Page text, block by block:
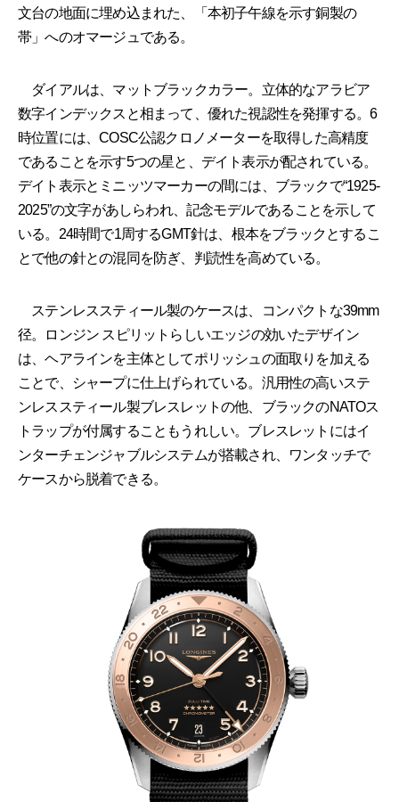
文台の地面に埋め込まれた、「本初子午線を示す銅製の
帯」へのオマージュである。
ダイアルは、マットブラックカラー。立体的なアラビア
数字インデックスと相まって、優れた視認性を発揮する。6
時位置には、COSC公認クロノメーターを取得した高精度
であることを示す5つの星と、デイト表示が配されている。
デイト表示とミニッツマーカーの間には、ブラックで“1925-
2025”の文字があしらわれ、記念モデルであることを示して
いる。24時間で1周するGMT針は、根本をブラックとするこ
とで他の針との混同を防ぎ、判読性を高めている。
ステンレススティール製のケースは、コンパクトな39mm
径。ロンジン スピリットらしいエッジの効いたデザイン
は、ヘアラインを主体としてポリッシュの面取りを加える
ことで、シャープに仕上げられている。汎用性の高いステ
ンレススティール製ブレスレットの他、ブラックのNATOス
トラップが付属することもうれしい。ブレスレットにはイ
ンターチェンジャブルシステムが搭載され、ワンタッチで
ケースから脱着できる。